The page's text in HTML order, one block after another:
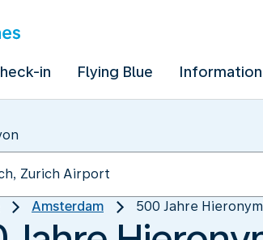
in Flying Blue
Amsterdam 500 Jahre